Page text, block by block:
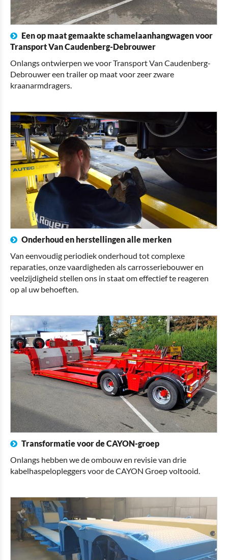
Een op maat gemaakte schamelaanhangwagen voor
Transport Van Caudenberg-Debrouwer
Onlangs ontwierpen we voor Transport Van Caudenberg-
Debrouwer een trailer op maat voor zeer zware
kraanarmdragers.
Onderhoud en herstellingen alle merken
Van eenvoudig periodiek onderhoud tot complexe
reparaties, onze vaardigheden als carrosseriebouwer en
veelzijdigheid stellen ons in staat om effectief te reageren
op al uw behoeften.
Transformatie voor de CAYON-groep
Onlangs hebben we de ombouw en revisie van drie
kabelhaspelopleggers voor de CAYON Groep voltooid.